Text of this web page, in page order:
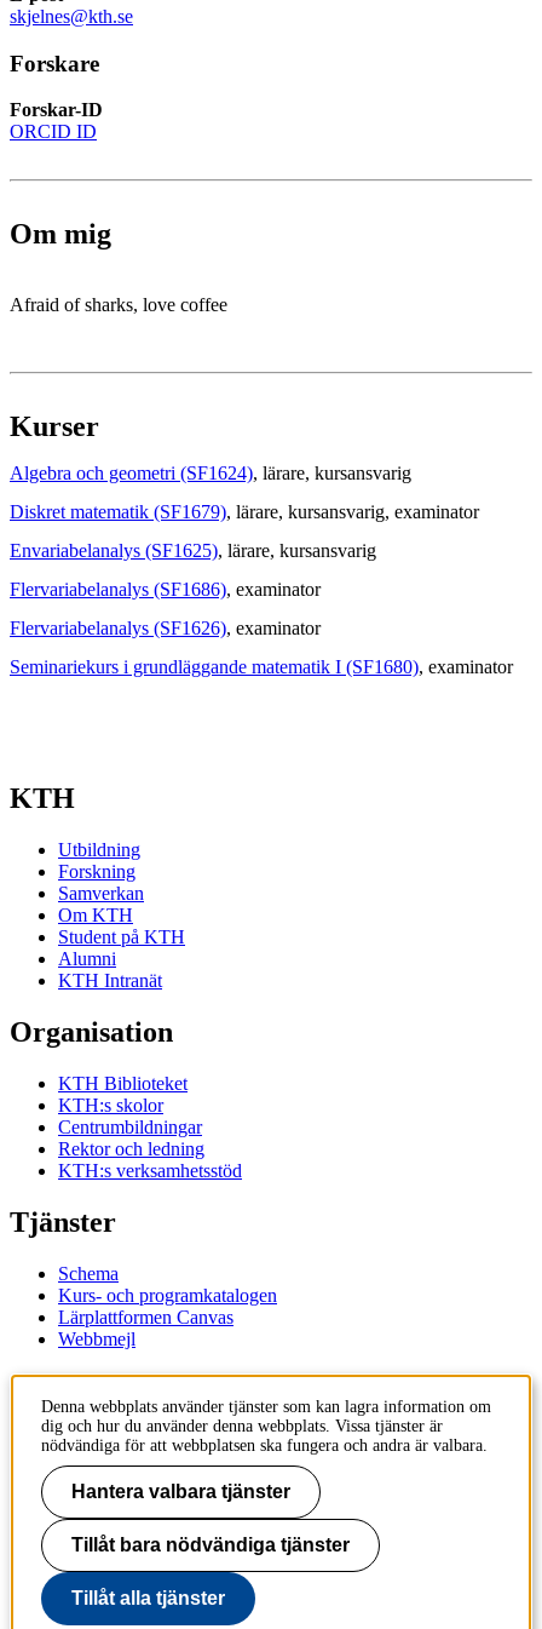
skjelnes@kth.se
Forskare
Forskar-ID
ORCID ID
Om mig
Afraid of sharks, love coffee
Kurser
Algebra och geometri (SF1624), lärare, kursansvarig
Diskret matematik (SF1679), lärare, kursansvarig, examinator
Envariabelanalys (SF1625), lärare, kursansvarig
Flervariabelanalys (SF1686), examinator
Flervariabelanalys (SF1626), examinator
Seminariekurs i grundläggande matematik I (SF1680), examinator
KTH
Utbildning
Forskning
Samverkan
Om KTH
Student på KTH
Alumni
KTH Intranät
Organisation
KTH Biblioteket
KTH:s skolor
Centrumbildningar
Rektor och ledning
KTH:s verksamhetsstöd
Tjänster
Schema
Kurs- och programkatalogen
Lärplattformen Canvas
Webbmejl
Kontakt
KTH
100 44 Stockholm
+46 8 790 60 00
Kontakta KTH
Jobba på KTH
Press och media
Faktura och betalning KTH
Om KTH:s webbplatser
Denna webbplats använder tjänster som kan lagra information om
dig och hur du använder denna webbplats. Vissa tjänster är
nödvändiga för att webbplatsen ska fungera och andra är valbara.
Hantera valbara tjänster
Tillåt bara nödvändiga tjänster
Tillåt alla tjänster